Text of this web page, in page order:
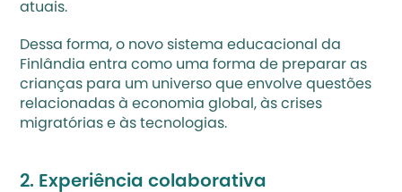
atuais.
Dessa forma, o novo sistema educacional da
Finlândia entra como uma forma de preparar as
crianças para um universo que envolve questões
relacionadas à economia global, às crises
migratórias e às tecnologias.
2. Experiência colaborativa